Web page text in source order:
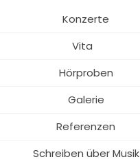
Konzerte
Vita
Hörproben
Galerie
Referenzen
Schreiben über Musik